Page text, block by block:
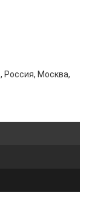
Россия, Москва,